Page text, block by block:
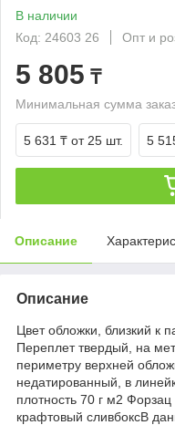
В наличии
Код: 24603 26
Опт и
5 805 ₸
Минимальная сумма
5 631 ₸ от 25 шт. 5
Описание
Описание
Цвет обложки, близкий к
Переплет твердый, на
периметру верхней
недатированный, в
плотность 70 г м2
крафтовый сливбоксВ